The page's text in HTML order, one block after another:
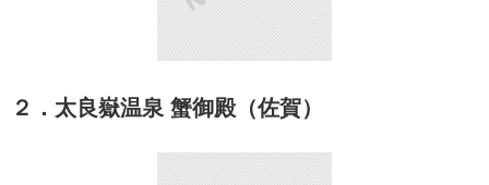
２．太良嶽温泉 蟹御殿（佐賀）